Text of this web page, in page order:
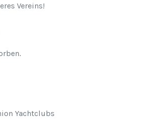
Vereins!
Yachtclubs